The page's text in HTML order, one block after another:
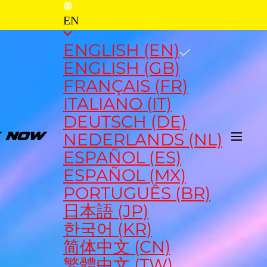
NOW
EN
ENGLISH (EN)
ENGLISH (GB)
FRANÇAIS (FR)
ITALIANO (IT)
DEUTSCH (DE)
NEDERLANDS (NL)
ESPAÑOL (ES)
ESPAÑOL (MX)
PORTUGUÊS (BR)
日本語 (JP)
한국어 (KR)
简体中文 (CN)